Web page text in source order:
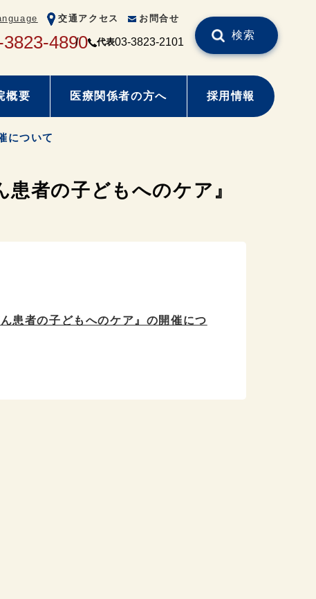
交通アクセス お問合せ
3823-4890 代表03-3823-2101
検索
概要 医療関係者の方へ 採用情報
について
者の子どもへのケア』
患者の子どもへのケア』の開催につ